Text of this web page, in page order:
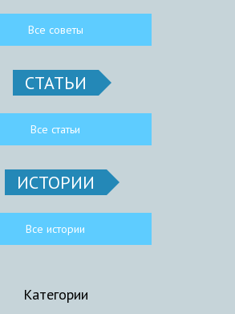
Все советы
СТАТЬИ
Все статьи
ИСТОРИИ
Все истории
Категории